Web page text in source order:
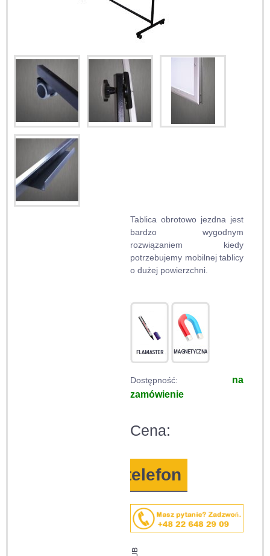
Tablica obrotowo jezdna jest
bardzo wygodnym
rozwiązaniem kiedy
potrzebujemy mobilnej tablicy
o dużej powierzchni.
Dostępność: na
zamówienie
Cena:
na telefon